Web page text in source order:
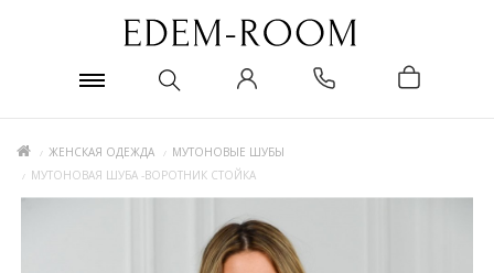
ЖЕНСКАЯ ОДЕЖДА
МУТОНОВЫЕ ШУБЫ
МУТОНОВАЯ ШУБА -ВОРОТНИК СТОЙКА